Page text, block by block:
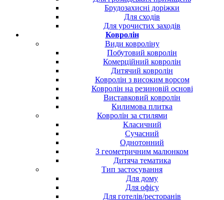
Брудозахисні доріжки
Для сходів
Для урочистих заходів
Ковролін
Види ковроліну
Побутовий ковролін
Комерційний ковролін
Дитячий ковролін
Ковролін з високим ворсом
Ковролін на резиновій основі
Виставковий ковролін
Килимова плитка
Ковролін за стилями
Класичний
Сучасний
Однотонний
З геометричним малюнком
Дитяча тематика
Тип застосування
Для дому
Для офісу
Для готелів/ресторанів